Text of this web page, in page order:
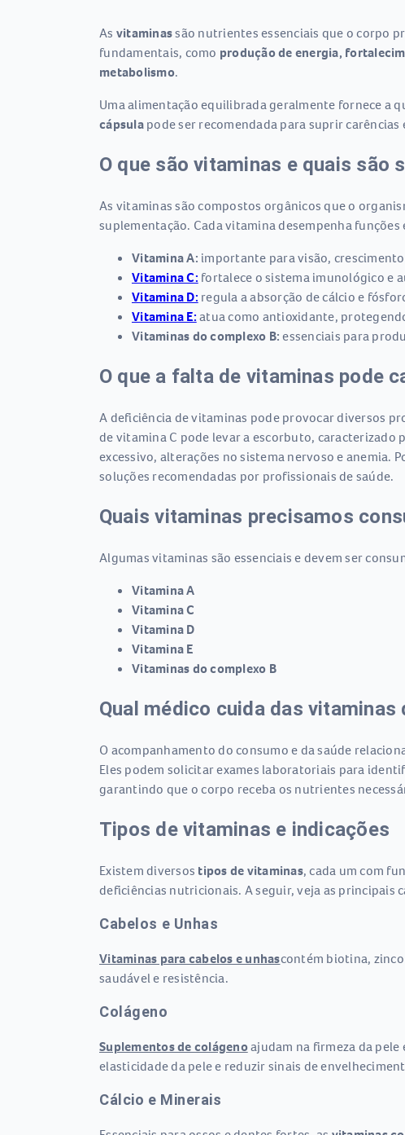
As vitaminassão nutrientes essenciais que o corpo
fundamentais, como produção de energia,
metabolismo.
Uma alimentação equilibrada geralmente fornece a
cápsulapode ser recomendada para suprir
O que são vitaminas e quais são
As vitaminas são compostos orgânicos que o
suplementação. Cada vitamina desempenha funções
Vitamina A: importante para visão, crescimento
Vitamina C: fortalece o sistema imunológico e
Vitamina D: regula a absorção de cálcio e
Vitamina E: atua como antioxidante,
Vitaminas do complexo B: essenciais para
O que a falta de vitaminas pode
A deficiência de vitaminas pode provocar diversos
de vitamina C pode levar a escorbuto, caracterizado
excessivo, alterações no sistema nervoso e anemia.
soluções recomendadas por profissionais de saúde.
Quais vitaminas precisamos
Algumas vitaminas são essenciais e devem ser
Vitamina A
Vitamina C
Vitamina D
Vitamina E
Vitaminas do complexo B
Qual médico cuida das vitaminas
O acompanhamento do consumo e da saúde
Eles podem solicitar exames laboratoriais para
garantindo que o corpo receba os nutrientes
Tipos de vitaminas e indicações
Existem diversos tipos de vitaminas, cada um com
deficiências nutricionais. A seguir, veja as principais
Cabelos e Unhas
Vitaminas para cabelos e unhascontém biotina,
saudável e resistência.
Colágeno
Suplementos de colágenoajudam na firmeza da pele
elasticidade da pele e reduzir sinais de
Cálcio e Minerais